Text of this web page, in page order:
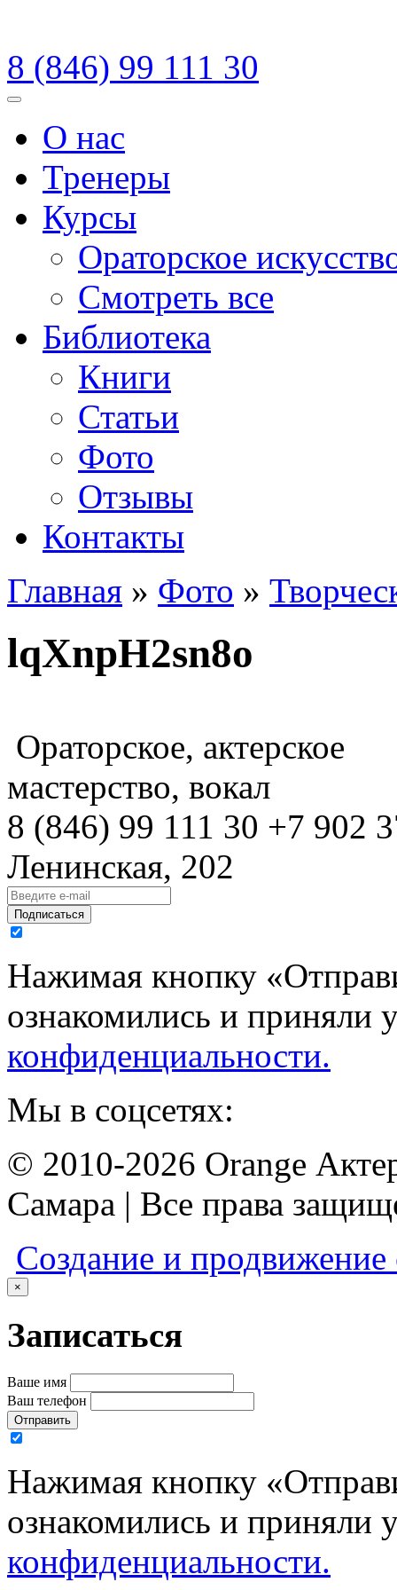
8 (846) 99 111 30
Меню
О нас
Тренеры
Курсы
Ораторское
Смотреть все
Библиотека
Книги
Статьи
Фото
Отзывы
Контакты
Главная » Фото »
lqXnpH2sn8o
Ораторское, актерское
мастерство, вокал
8 (846) 99 111 30 +7 902
Ленинская, 202
Подписаться
Нажимая кнопку
ознакомились и приняли
конфиденциальности.
Мы в соцсетях:
© 2010-2026 Orange
Самара | Все права
Создание и
×
Записаться
Ваше имя
Ваш телефон
Отправить
Нажимая кнопку
ознакомились и приняли
конфиденциальности.